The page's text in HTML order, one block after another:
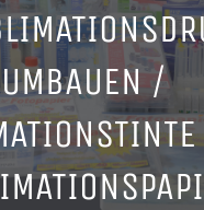
UMBAUEN /